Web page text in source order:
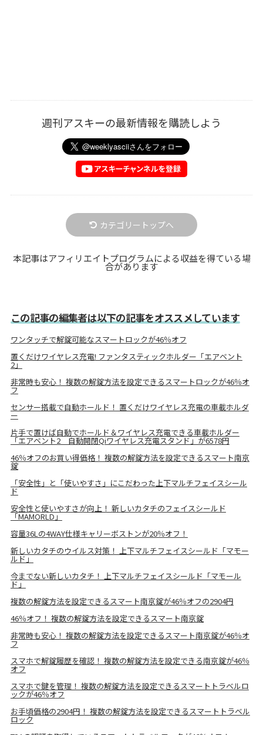
週刊アスキーの最新情報を購読しよう
カテゴリートップへ
本記事はアフィリエイトプログラムによる収益を得ている場
合があります
この記事の編集者は以下の記事をオススメしています
ワンタッチで解錠可能なスマートロックが46％オフ
置くだけワイヤレス充電! ファンタスティックホルダー「エアベント
2」
非常時も安心！ 複数の解錠方法を設定できるスマートロックが46％オ
フ
センサー搭載で自動ホールド！ 置くだけワイヤレス充電の車載ホルダ
ー
片手で置けば自動でホールド＆ワイヤレス充電できる車載ホルダー
「エアベント2 自動開閉Qiワイヤレス充電スタンド」が6578円
46％オフのお買い得価格！ 複数の解錠方法を設定できるスマート南京
錠
「安全性」と「使いやすさ」にこだわった上下マルチフェイスシール
ド
安全性と使いやすさが向上！ 新しいカタチのフェイスシールド
「MAMORLD」
容量36Lの4WAY仕様キャリーボストンが20％オフ！
新しいカタチのウイルス対策！ 上下マルチフェイスシールド「マモー
ルド」
今までない新しいカタチ！ 上下マルチフェイスシールド「マモール
ド」
複数の解錠方法を設定できるスマート南京錠が46％オフの2904円
46％オフ！ 複数の解錠方法を設定できるスマート南京錠
非常時も安心！ 複数の解錠方法を設定できるスマート南京錠が46％オ
フ
スマホで解錠履歴を確認！ 複数の解錠方法を設定できる南京錠が46％
オフ
スマホで鍵を管理！ 複数の解錠方法を設定できるスマートトラベルロ
ックが46％オフ
お手頃価格の2904円！ 複数の解錠方法を設定できるスマートトラベル
ロック